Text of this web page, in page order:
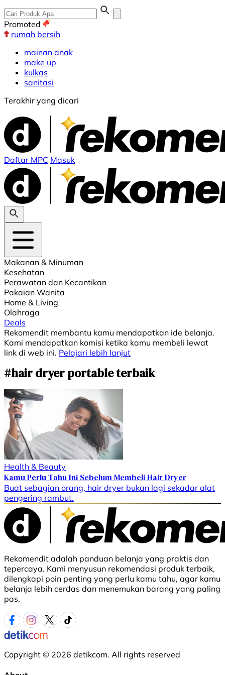
Promoted
rumah bersih
mainan anak
make up
kulkas
sanitasi
Terakhir yang dicari
Daftar MPC Masuk
Makanan & Minuman
Kesehatan
Perawatan dan Kecantikan
Pakaian Wanita
Home & Living
Olahraga
Deals
Rekomendit membantu kamu mendapatkan ide belanja.
Kami mendapatkan komisi ketika kamu membeli lewat
link di web ini. Pelajari lebih lanjut
#hair dryer portable terbaik
Health & Beauty
Kamu Perlu Tahu Ini Sebelum Membeli Hair Dryer
Buat sebagian orang, hair dryer bukan lagi sekadar alat
pengering rambut.
Rekomendit adalah panduan belanja yang praktis dan
tepercaya. Kami menyusun rekomendasi produk terbaik,
dilengkapi poin penting yang perlu kamu tahu, agar kamu
belanja lebih cerdas dan menemukan barang yang paling
pas.
Copyright © 2026 detikcom. All rights reserved